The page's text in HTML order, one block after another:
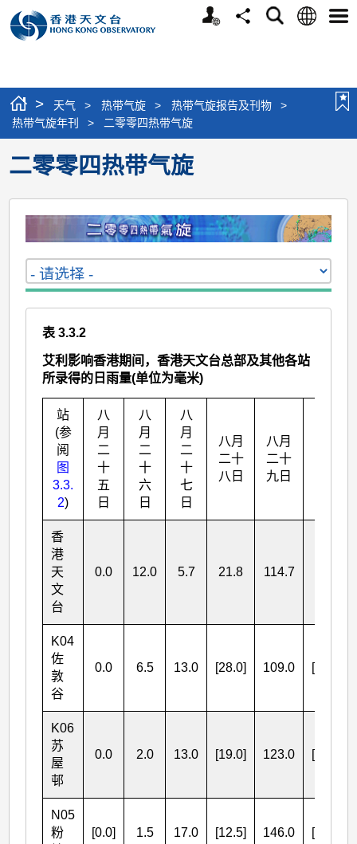
个
分
搜
语
选
> 天气 > 热带气旋 > 热带气旋报告及刊物
>
热带气旋年刊
> 二零零四热带气旋
二零零四热带气旋
表 3.3.2
艾利影响香港期间，香港天文台总部及其他各站
所录得的日雨量(单位为毫米)
站
(参
阅
图
3.3.
2)
八
月
二
十
五
日
八
月
二
十
六
日
八
月
二
十
七
日
八月
二十
八日
八月
二十
九日
香
港
天
文
台
0.0 12.0 5.7 21.8 114.7
K04
佐
敦
谷
0.0 6.5 13.0 [28.0] 109.0 [16.5]
K06
苏
屋
邨
0.0 2.0 13.0 [19.0] 123.0 [16.5]
N05
粉
[0.0] 1.5 17.0 [12.5] 146.0 [17.0]